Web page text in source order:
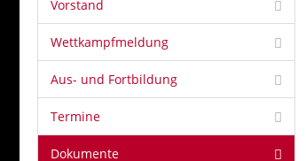
Vorstand
Wettkampfmeldung
Aus- und Fortbildung
Termine
Dokumente